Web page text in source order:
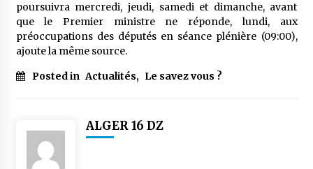
Droit à l’affiliation au régime national de
retraite : Coup d’envoi d’une campagne de
sensibilisation au profit de la communauté
nationale à l’étranger
3 semaines ago
Lancement d’une campagne nationale de
3 semaines ago
poursuivra mercredi, jeudi, samedi et dimanche, avant
que le Premier ministre ne réponde, lundi, aux
préoccupations des députés en séance plénière (09:00),
ajoute la même source.
Posted in Actualités, Le savez vous ?
ALGER 16 DZ